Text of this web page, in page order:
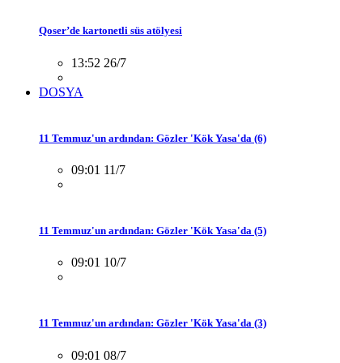
Qoser’de kartonetli süs atölyesi
13:52 26/7
DOSYA
11 Temmuz'un ardından: Gözler 'Kök Yasa'da (6)
09:01 11/7
11 Temmuz'un ardından: Gözler 'Kök Yasa'da (5)
09:01 10/7
11 Temmuz'un ardından: Gözler 'Kök Yasa'da (3)
09:01 08/7